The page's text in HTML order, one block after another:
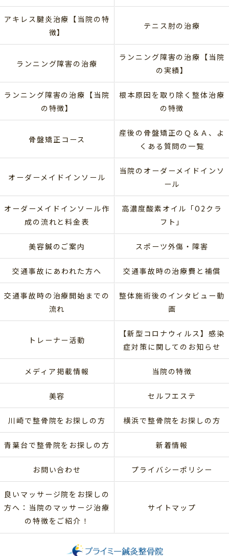
アキレス腱炎治療【当院の特
徴】
テニス肘の治療
ランニング障害の治療
ランニング障害の治療【当院
の実績】
ランニング障害の治療【当院
の特徴】
根本原因を取り除く整体治療
の特徴
骨盤矯正コース
産後の骨盤矯正のＱ＆Ａ、よ
くある質問の一覧
オーダーメイドインソール
当院のオーダーメイドインソ
ール
オーダーメイドインソール作
成の流れと料金表
高濃度酸素オイル「O2クラ
フト」
美容鍼のご案内 スポーツ外傷・障害
交通事故にあわれた方へ 交通事故時の治療費と補償
交通事故時の治療開始までの
流れ
整体施術後のインタビュー動
画
トレーナー活動
【新型コロナウィルス】感染
症対策に関してのお知らせ
メディア掲載情報 当院の特徴
美容 セルフエステ
川崎で整骨院をお探しの方 横浜で整骨院をお探しの方
青葉台で整骨院をお探しの方 新着情報
お問い合わせ プライバシーポリシー
良いマッサージ院をお探しの
方へ：当院のマッサージ治療
の特徴をご紹介！
サイトマップ